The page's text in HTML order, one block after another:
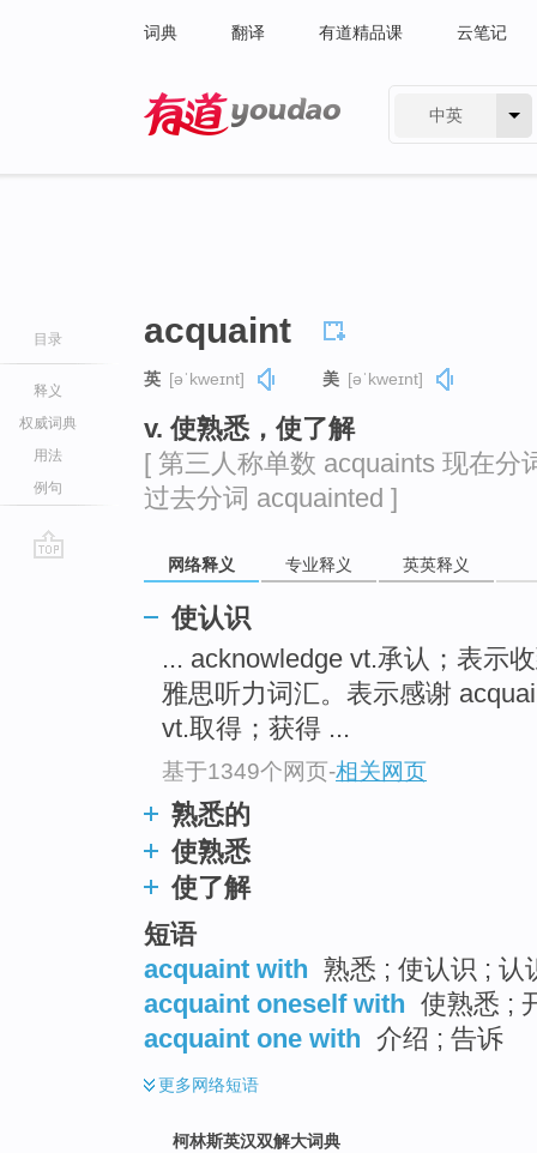
词典 翻译 有道精品课 云笔记
中英
目录
释义
权威词典
用法
例句
acquaint
英 [əˈkweɪnt] 美 [əˈkweɪnt]
v. 使熟悉，使了解
[ 第三人称单数 acquaints 现在分
过去分词 acquainted ]
网络释义 专业释义 英英释义
使认识
... acknowledge vt.承认；表示
雅思听力词汇。表示感谢
vt.取得；获得 ...
基于1349个网页-相关网页
熟悉的
使熟悉
使了解
短语
acquaint with 熟悉 ; 使认识 ; 认
acquaint oneself with 使熟悉 ;
acquaint one with 介绍 ; 告诉
更多网络短语
柯林斯英汉双解大词典